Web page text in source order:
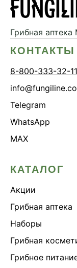
Грибная аптека
КОНТАКТЫ
8-800-333-32-11
Telegram
WhatsApp
MAX
КАТАЛОГ
Акции
Грибная аптека
Наборы
Грибная
Грибное